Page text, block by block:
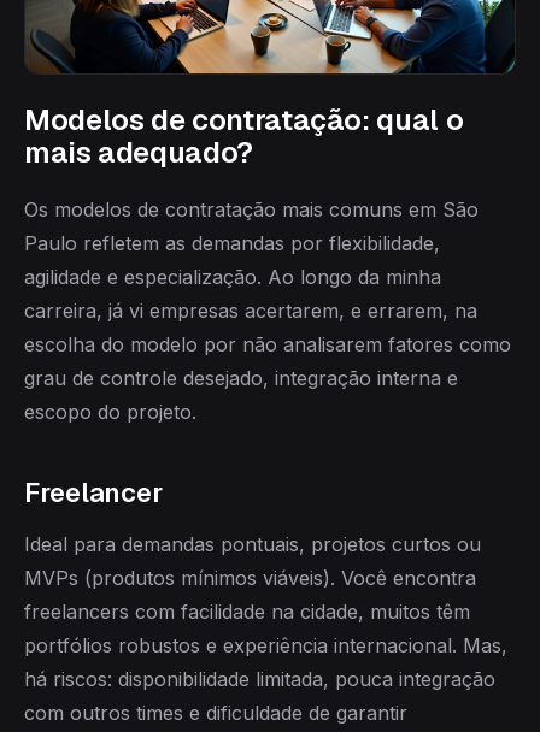
Modelos de contratação: qual o
mais adequado?
Os modelos de contratação mais comuns em São
Paulo refletem as demandas por flexibilidade,
agilidade e especialização. Ao longo da minha
carreira, já vi empresas acertarem, e errarem, na
escolha do modelo por não analisarem fatores como
grau de controle desejado, integração interna e
escopo do projeto.
Freelancer
Ideal para demandas pontuais, projetos curtos ou
MVPs (produtos mínimos viáveis). Você encontra
freelancers com facilidade na cidade, muitos têm
portfólios robustos e experiência internacional. Mas,
há riscos: disponibilidade limitada, pouca integração
com outros times e dificuldade de garantir